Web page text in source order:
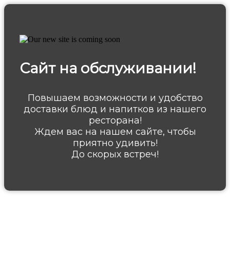
Сайт на обслуживании!
Повышаем возможности и удобство
доставки блюд и напитков из нашего
ресторана!
Ждем вас на нашем сайте, чтобы
приятно удивить!
До скорых встреч!